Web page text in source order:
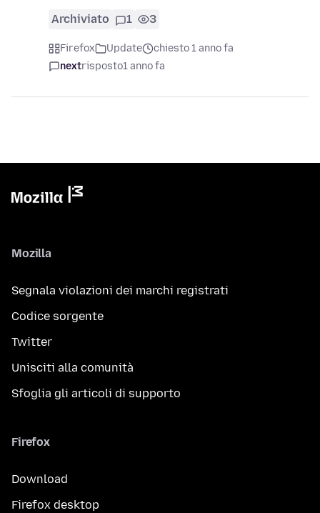
Archiviato 1 3
Firefox Update
chiesto 1 anno fa
nextrisposto1 anno fa
Mozilla
Segnala violazioni dei marchi registrati
Codice sorgente
Twitter
Unisciti alla comunità
Sfoglia gli articoli di supporto
Firefox
Download
Firefox desktop